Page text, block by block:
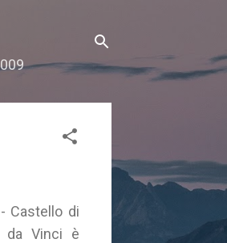
Castello di
da Vinci è